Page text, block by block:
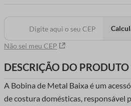
Não sei meu CEP
DESCRIÇÃO DO PRODUTO
A Bobina de Metal Baixa é um
de costura domésticas, responsável